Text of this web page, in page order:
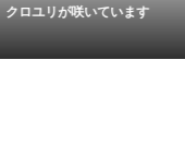
リが咲いています